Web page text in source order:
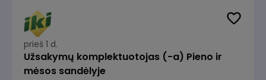
prieš 1 d.
Užsakymų komplektuotojas (-a) Pieno ir
mėsos sandėlyje